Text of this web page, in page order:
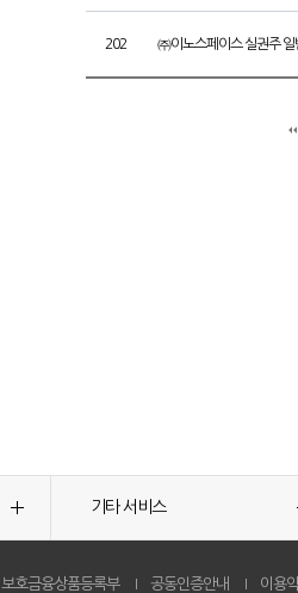
202 ㈜이노스페이스 실권주 일
기타 서비스
보호금융상품등록부 공동인증안내 이용